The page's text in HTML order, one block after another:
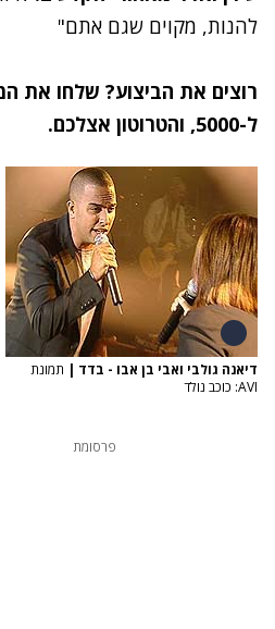
להנות, מקוים שגם אתם"
רוצים את הביצוע? שלחו את
ל-5000, והטרוטון אצלכם.
דיאנה גולבי ואבי בן אבו - בדד | תמונת
AVI: כוכב נולד
פרסומת